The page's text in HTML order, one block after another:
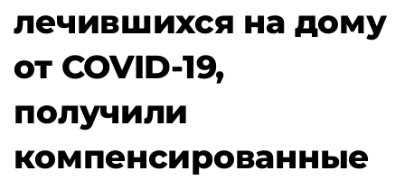
лечившихся на дому
от COVID-19,
получили
компенсированные